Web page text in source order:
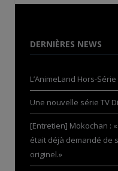
DERNIÈRES NEWS
L’AnimeLand Hors-
Une nouvelle série TV
[Entretien] Mokochan :
était déjà demandé de
originel.»